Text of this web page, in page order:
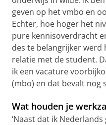
geven op het vmbo en
Echter, hoe hoger het
pure kennisoverdracht
des te belangrijker werd
relatie met de student.
ik een vacature
(mbo) en dat bevalt nog
Wat houden je
‘Naast dat ik